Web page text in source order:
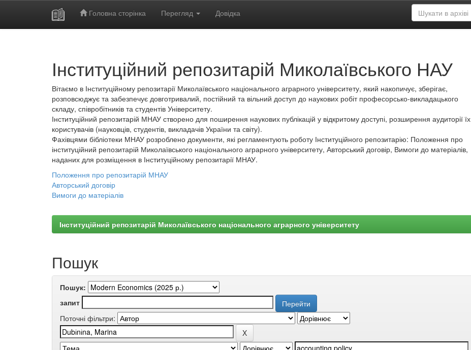
Головна сторінка Перегляд Довідка
Інституційний репозитарій Миколаївського НАУ
Вітаємо в Інституційному репозитарії Миколаївського національного аграрного університету, який накопичує, зберігає,
розповсюджує та забезпечує довготривалий, постійний та вільний доступ до наукових робіт професорсько-викладацького
складу, співробітників та студентів Університету.
Інституційний репозитарій МНАУ створено для поширення наукових публікацій у відкритому доступі, розширення аудиторії їх
користувачів (науковців, студентів, викладачів України та світу).
Фахівцями бібліотеки МНАУ розроблено документи, які регламентують роботу Інституційного репозитарію: Положення про
інституційний репозитарій Миколаївського національного аграрного університету, Авторський договір, Вимоги до матеріалів,
наданих для розміщення в Інституційному репозитарії МНАУ.
Положення про репозитарій МНАУ
Авторський договір
Вимоги до матеріалів
Інституційний репозитарій Миколаївського національного аграрного університету
Пошук
Пошук:
запит
Поточні фільтри: